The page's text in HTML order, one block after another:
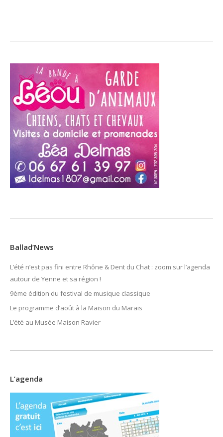
Ballad’News
L’été n’est pas fini entre Rhône & Dent du Chat : zoom sur l’agenda
autour de Yenne et sa région !
9ème édition du festival de musique classique
Le programme d’août à la Maison du Marais
L’été au Musée Maison Ravier
L’agenda